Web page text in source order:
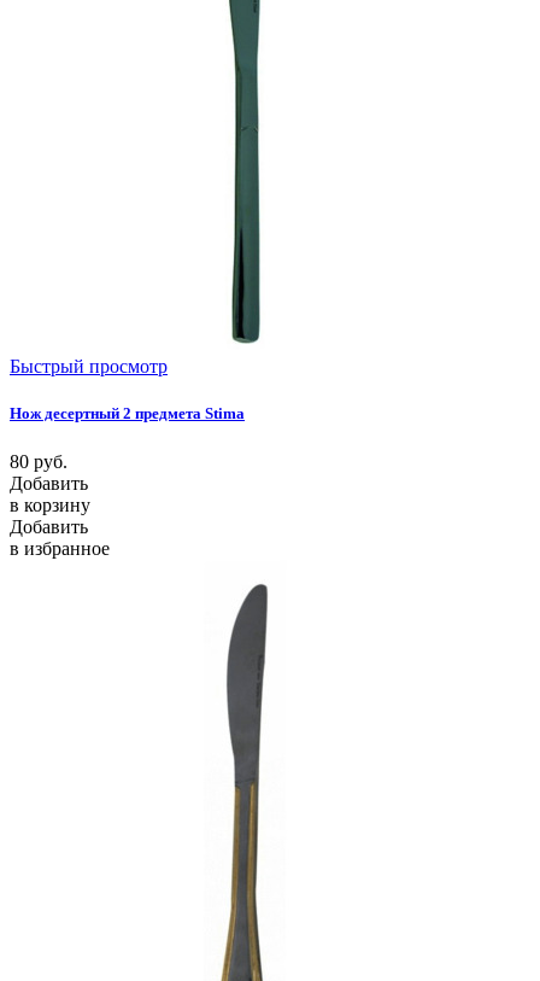
Быстрый просмотр
Нож десертный 2 предмета Stima
80 руб.
Добавить
в корзину
Добавить
в избранное